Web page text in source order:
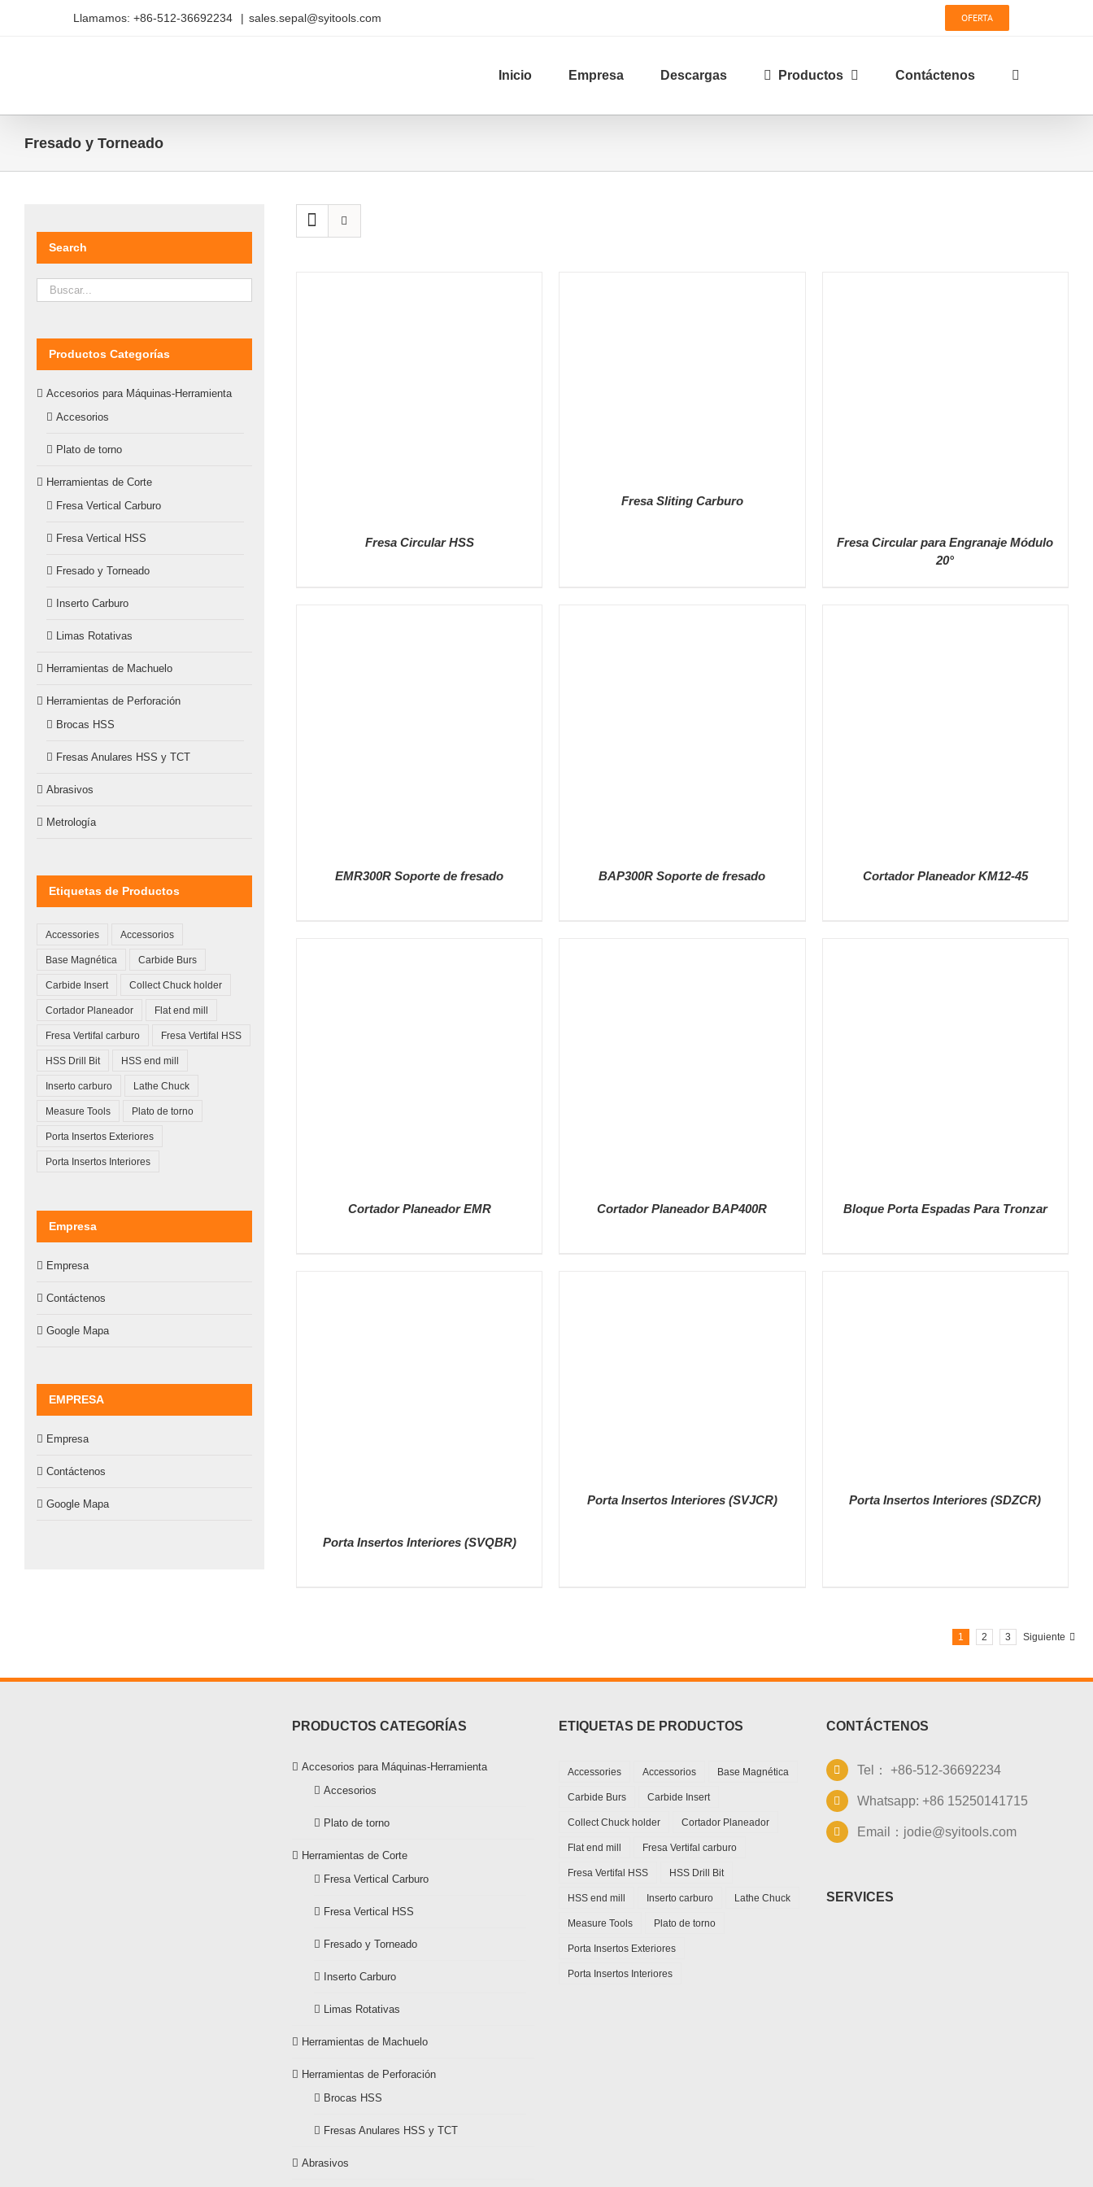
Llamamos: +86-512-36692234 | sales.sepal@syitools.com OFERTA
Inicio Empresa Descargas Productos Contáctenos
Fresado y Torneado
Fresa Circular HSS
Fresa Sliting Carburo
Fresa Circular para Engranaje Módulo
20°
EMR300R Soporte de fresado BAP300R Soporte de fresado Cortador Planeador KM12-45
Cortador Planeador EMR Cortador Planeador BAP400R Bloque Porta Espadas Para Tronzar
Porta Insertos Interiores (SVQBR)
Porta Insertos Interiores (SVJCR) Porta Insertos Interiores (SDZCR)
1 2 3 Siguiente
Search
Productos Categorías
Accesorios para Máquinas-Herramienta
Accesorios
Plato de torno
Herramientas de Corte
Fresa Vertical Carburo
Fresa Vertical HSS
Fresado y Torneado
Inserto Carburo
Limas Rotativas
Herramientas de Machuelo
Herramientas de Perforación
Brocas HSS
Fresas Anulares HSS y TCT
Abrasivos
Metrología
Etiquetas de Productos
Accessories Accessorios
Base Magnética Carbide Burs
Carbide Insert Collect Chuck holder
Cortador Planeador Flat end mill
Fresa Vertifal carburo Fresa Vertifal HSS
HSS Drill Bit HSS end mill
Inserto carburo Lathe Chuck
Measure Tools Plato de torno
Porta Insertos Exteriores
Porta Insertos Interiores
Empresa
Empresa
Contáctenos
Google Mapa
EMPRESA
Empresa
Contáctenos
Google Mapa
PRODUCTOS CATEGORÍAS
Accesorios para Máquinas-Herramienta
Accesorios
Plato de torno
Herramientas de Corte
Fresa Vertical Carburo
Fresa Vertical HSS
Fresado y Torneado
Inserto Carburo
Limas Rotativas
Herramientas de Machuelo
Herramientas de Perforación
Brocas HSS
Fresas Anulares HSS y TCT
Abrasivos
ETIQUETAS DE PRODUCTOS
Accessories Accessorios Base Magnética
Carbide Burs Carbide Insert
Collect Chuck holder Cortador Planeador
Flat end mill Fresa Vertifal carburo
Fresa Vertifal HSS HSS Drill Bit
HSS end mill Inserto carburo Lathe Chuck
Measure Tools Plato de torno
Porta Insertos Exteriores
Porta Insertos Interiores
CONTÁCTENOS
Tel： +86-512-36692234
Whatsapp: +86 15250141715
Email：jodie@syitools.com
SERVICES